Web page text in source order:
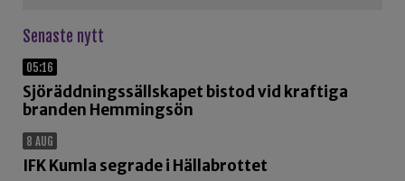
Senaste nytt
05:16
Sjöräddningssällskapet bistod vid kraftiga
branden Hemmingsön
8 AUG
IFK Kumla segrade i Hällabrottet